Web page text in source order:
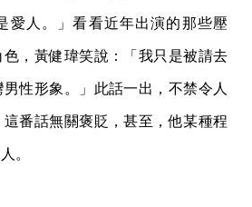
愛人。」看看近年出演的那些壓
，黃健瑋笑說：「我只是被請去
性形象。」此話一出，不禁令人
番話無關褒貶，甚至，他某種程
。